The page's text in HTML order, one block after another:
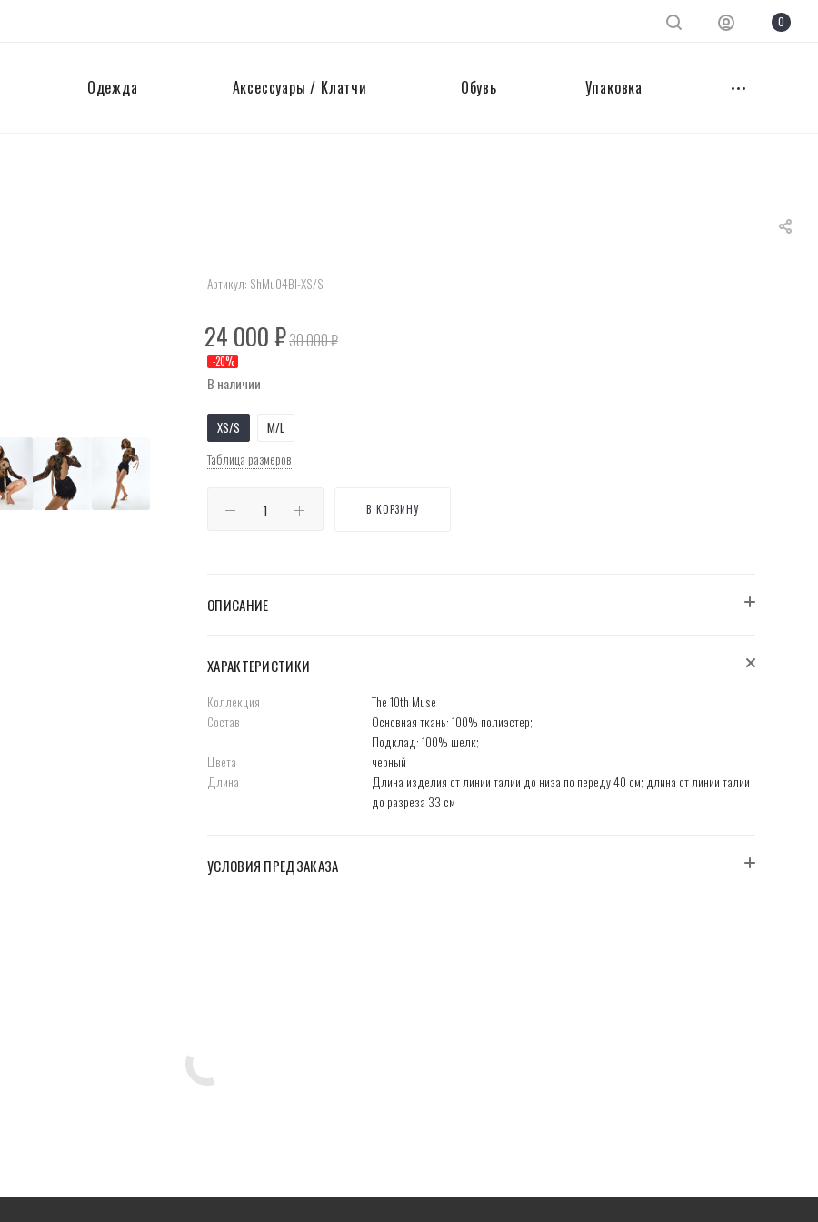
0
Одежда Аксессуары / Клатчи Обувь Упаковка
Артикул: ShMu04Bl-XS/S
24 000₽30 000₽
-20%
В наличии
XS/S M/L
Таблица размеров
В КОРЗИНУ
ОПИСАНИЕ
ХАРАКТЕРИСТИКИ
Коллекция
The 10th Muse
Состав
Основная ткань: 100% полиэстер;
Подклад: 100% шелк;
Цвета
черный
Длина
Длина изделия от линии талии до низа по переду 40 см; длина от линии талии
до разреза 33 см
УСЛОВИЯ ПРЕДЗАКАЗА